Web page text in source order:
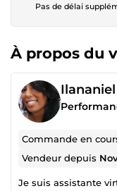
Pas de délai
À propos du
Ilananiel
Commande en
Vendeur depuis
Je suis assistante